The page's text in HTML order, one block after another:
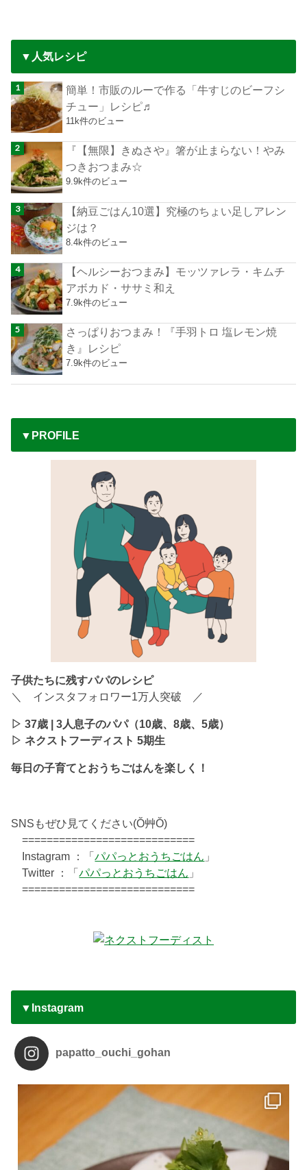
▼人気レシピ
簡単！市販のルーで作る「牛すじのビーフシ
チュー」レシピ♬
11k件のビュー
『【無限】きぬさや』箸が止まらない！やみ
つきおつまみ☆
9.9k件のビュー
【納豆ごはん10選】究極のちょい足しアレン
ジは？
8.4k件のビュー
【ヘルシーおつまみ】モッツァレラ・キムチ
アボカド・ササミ和え
7.9k件のビュー
さっぱりおつまみ！『手羽トロ 塩レモン焼
き』レシピ
7.9k件のビュー
▼PROFILE
子供たちに残すパパのレシピ
＼ インスタフォロワー1万人突破 ／
▷ 37歳 | 3人息子のパパ（10歳、8歳、5歳）
▷ ネクストフーディスト 5期生
毎日の子育てとおうちごはんを楽しく！
SNSもぜひ見てください(Ŏ艸Ŏ)
============================
Instagram ：「パパっとおうちごはん 」
Twitter ：「パパっとおうちごはん 」
============================
▼Instagram
papatto_ouchi_gohan